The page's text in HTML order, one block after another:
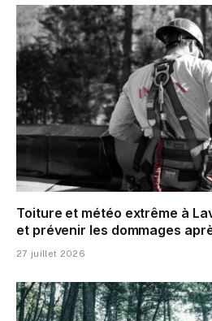
Toiture et météo extrême à
et prévenir les dommages
27 juillet 2026